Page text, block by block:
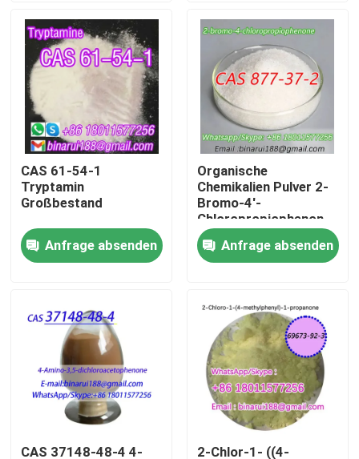
Produkte
Videos
Über uns
Werksbesichtigung
Qualitätskontrolle
Tägliche chemische Rohstoffe
Anorganische Chemikalien-Rohstoff
Feinchemikalienvermittler
CAS 61-54-1
Tryptamin
Großbestand
Anfrage absenden
Organische
Chemikalien Pulver 2-
Bromo-4'-
Chloropropiophenon
Cas 877-37-2 2-
Bromo-1- ((4-
Chlorophenyl) Propan-
Anfrage absenden
CAS 37148-48-4 4- 2-Chlor-1- ((4-